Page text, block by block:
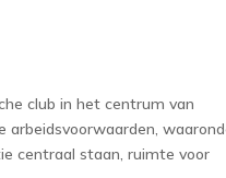
club in het centrum van
arbeidsvoorwaarden,
centraal staan, ruimte voor